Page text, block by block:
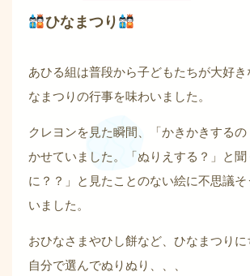
ひなまつり
あひる組は普段から子どもたちが大好
なまつりの行事を味わいました。
クレヨンを見た瞬間、「かきかきする
かせていました。「ぬりえする？」と
に？？」と見たことのない絵に不思議
いました。
おひなさまやひし餅など、ひなまつり
自分で選んでぬりぬり、、、